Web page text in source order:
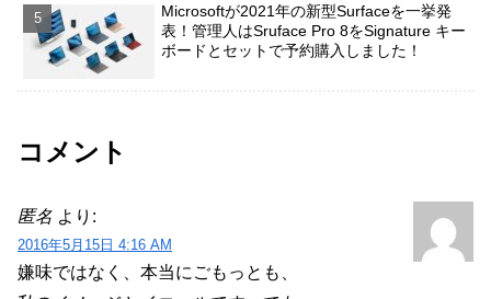
Microsoftが2021年の新型Surfaceを一挙発
表！管理人はSruface Pro 8をSignature キー
ボードとセットで予約購入しました！
コメント
匿名 より:
2016年5月15日 4:16 AM
嫌味ではなく、本当にごもっとも、